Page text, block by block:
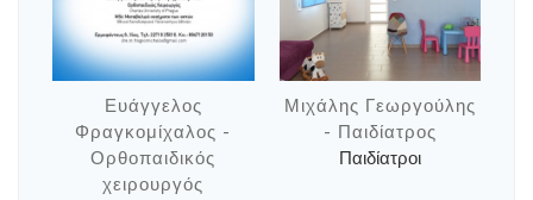
Ευάγγελος
Φραγκομίχαλος -
Ορθοπαιδικός
χειρουργός
Μιχάλης Γεωργούλης
- Παιδίατρος
Παιδίατροι